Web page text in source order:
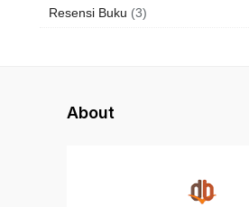
Resensi Buku (3)
About